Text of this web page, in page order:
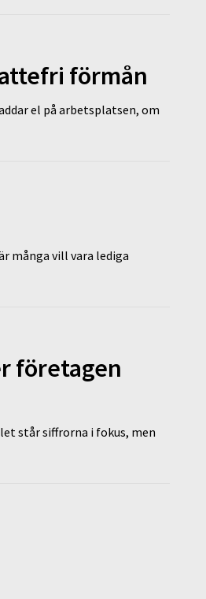
förmån
el på arbetsplatsen, om
många vill vara lediga
företagen
står siffrorna i fokus, men